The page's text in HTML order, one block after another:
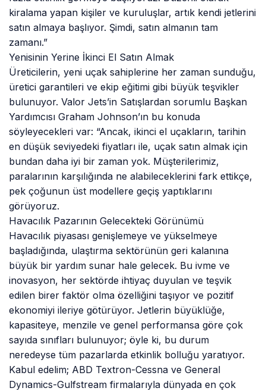
kiralama yapan kişiler ve kuruluşlar, artık kendi jetlerini
satın almaya başlıyor. Şimdi, satın almanın tam
zamanı.”
Yenisinin Yerine İkinci El Satın Almak
Üreticilerin, yeni uçak sahiplerine her zaman sunduğu,
üretici garantileri ve ekip eğitimi gibi büyük teşvikler
bulunuyor. Valor Jets’in Satışlardan sorumlu Başkan
Yardımcısı Graham Johnson’ın bu konuda
söyleyecekleri var: “Ancak, ikinci el uçakların, tarihin
en düşük seviyedeki fiyatları ile, uçak satın almak için
bundan daha iyi bir zaman yok. Müşterilerimiz,
paralarının karşılığında ne alabileceklerini fark ettikçe,
pek çoğunun üst modellere geçiş yaptıklarını
görüyoruz.
Havacılık Pazarının Gelecekteki Görünümü
Havacılık piyasası genişlemeye ve yükselmeye
başladığında, ulaştırma sektörünün geri kalanına
büyük bir yardım sunar hale gelecek. Bu ivme ve
inovasyon, her sektörde ihtiyaç duyulan ve teşvik
edilen birer faktör olma özelliğini taşıyor ve pozitif
ekonomiyi ileriye götürüyor. Jetlerin büyüklüğe,
kapasiteye, menzile ve genel performansa göre çok
sayıda sınıfları bulunuyor; öyle ki, bu durum
neredeyse tüm pazarlarda etkinlik bolluğu yaratıyor.
Kabul edelim; ABD Textron-Cessna ve General
Dynamics-Gulfstream firmalarıyla dünyada en çok